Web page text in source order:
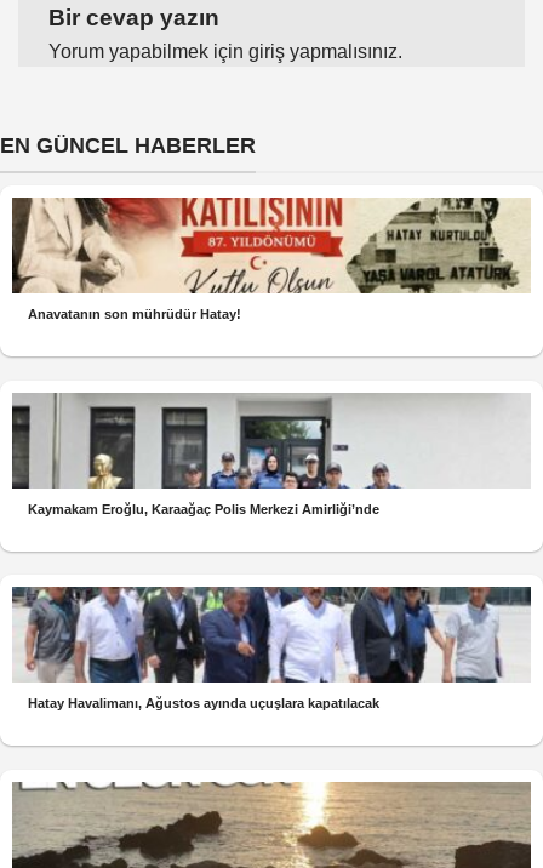
Bir cevap yazın
Yorum yapabilmek için giriş yapmalısınız.
EN GÜNCEL HABERLER
Anavatanın son mührüdür Hatay!
Kaymakam Eroğlu, Karaağaç Polis Merkezi Amirliği’nde
Hatay Havalimanı, Ağustos ayında uçuşlara kapatılacak